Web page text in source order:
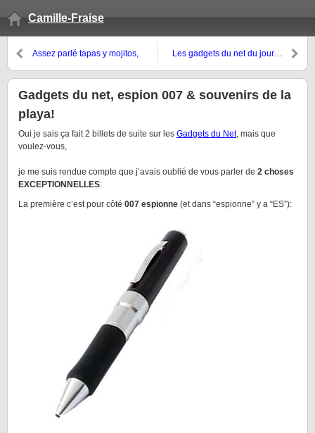
Camille-Fraise
Assez parlé tapas y mojitos,
assumons notre côté girly quoi!
Les gadgets du net du jour…
Gadgets du net, espion 007 & souvenirs de la
playa!
Oui je sais ça fait 2 billets de suite sur les Gadgets du Net, mais que
voulez-vous,
je me suis rendue compte que j’avais oublié de vous parler de 2 choses
EXCEPTIONNELLES:
La première c’est pour côté 007 espionne (et dans “espionne” y a “ES”):